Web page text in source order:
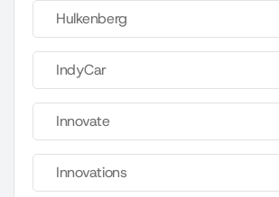
Hulkenberg
IndyCar
Innovate
Innovations